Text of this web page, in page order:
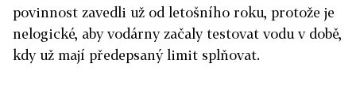
povinnost zavedli už od letošního roku, protože je
nelogické, aby vodárny začaly testovat vodu v době,
kdy už mají předepsaný limit splňovat.